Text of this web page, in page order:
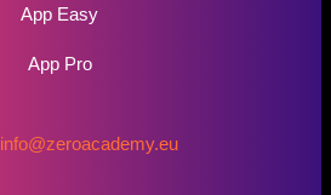
App Easy
App Pro
info@zeroacademy.eu